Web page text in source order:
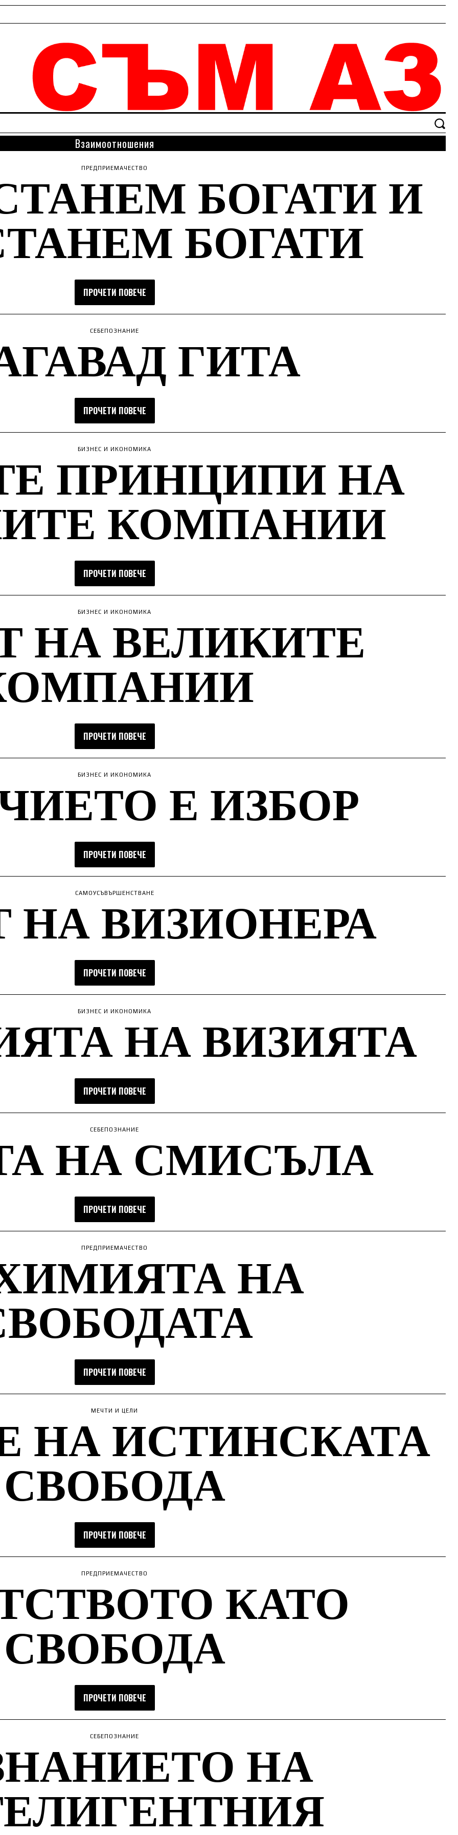
Взаимоотношения
ПРЕДПРИЕМАЧЕСТВО БОГАТИ И
БОГАТИ
ПРОЧЕТИ ПОВЕЧЕ
СЕБЕПОЗНАНИЕ ГИТА
ПРОЧЕТИ ПОВЕЧЕ
БИЗНЕС И ИКОНОМИКА
ПРИНЦИПИ НА
КОМПАНИИ
ПРОЧЕТИ ПОВЕЧЕ
БИЗНЕС И ИКОНОМИКА
НА ВЕЛИКИТЕ
ПРОЧЕТИ ПОВЕЧЕ
БИЗНЕС И ИКОНОМИКА Е ИЗБОР
ПРОЧЕТИ ПОВЕЧЕ
САМОУСЪВЪРШЕНСТВАНЕ
НА ВИЗИОНЕРА
ПРОЧЕТИ ПОВЕЧЕ
БИЗНЕС И ИКОНОМИКАНА ВИЗИЯТА
ПРОЧЕТИ ПОВЕЧЕ
СЕБЕПОЗНАНИЕ
НА СМИСЪЛА
ПРОЧЕТИ ПОВЕЧЕ
ПРЕДПРИЕМАЧЕСТВО НА
ПРОЧЕТИ ПОВЕЧЕ
МЕЧТИ И ЦЕЛИ
НА ИСТИНСКАТА
СВОБОДА
ПРОЧЕТИ ПОВЕЧЕ
ПРЕДПРИЕМАЧЕСТВО КАТО
СВОБОДА
ПРОЧЕТИ ПОВЕЧЕ
СЕБЕПОЗНАНИЕ НА